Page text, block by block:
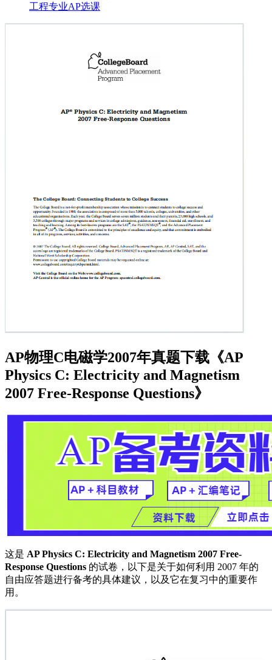
工程专业AP选课
AP物理C电磁学2007年真题下载《AP
Physics C: Electricity and Magnetism
2007 Free-Response Questions》
这是 AP Physics C: Electricity and Magnetism 2007 Free-
Response Questions 的试卷，以下是关于如何利用 2007 年的
自由应答题进行备考的具体建议，以及它在复习中的重要作
用。